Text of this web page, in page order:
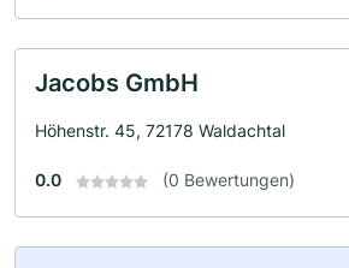
Jacobs GmbH
Höhenstr. 45, 72178 Waldachtal
0.0 (0 Bewertungen)